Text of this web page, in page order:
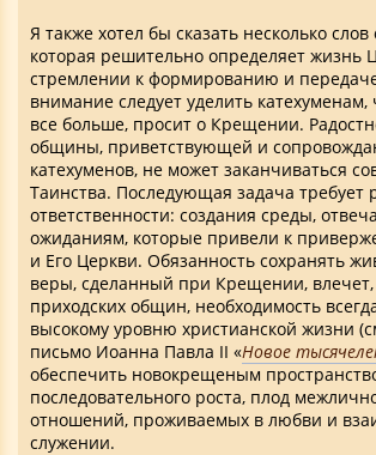
Я также хотел бы сказать несколько
которая решительно определяет жизнь
стремлении к формированию и
внимание следует уделить катехуменам,
все больше, просит о Крещении.
общины, приветствующей и
катехуменов, не может заканчиваться
Таинства. Последующая задача требует
ответственности: создания среды,
ожиданиям, которые привели к
и Его Церкви. Обязанность сохранять
веры, сделанный при Крещении, влечет,
приходских общин, необходимость
высокому уровню христианской жизни
письмо Иоанна Павла II «Новое
обеспечить новокрещеным
последовательного роста, плод
отношений, проживаемых в любви и
служении.